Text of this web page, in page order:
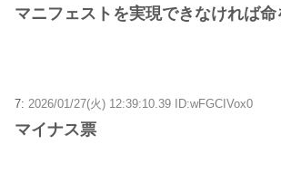
マニフェストを実現できなければ命
7: 2026/01/27(火) 12:39:10.39 ID:wFGCIVox0
マイナス票